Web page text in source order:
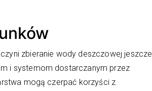
zbieranie wody deszczowej jeszcze
i systemom dostarczanym przez
mogą czerpać korzyści z